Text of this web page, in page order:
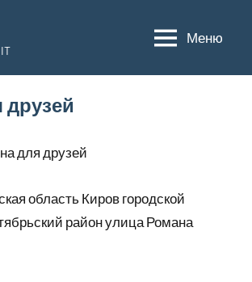
Меню
друзей
для друзей
область Киров городской
район улица Романа